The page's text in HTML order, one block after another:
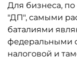
Для бизнеса,
"ДП", самыми
баталиями
федеральными
налоговой и